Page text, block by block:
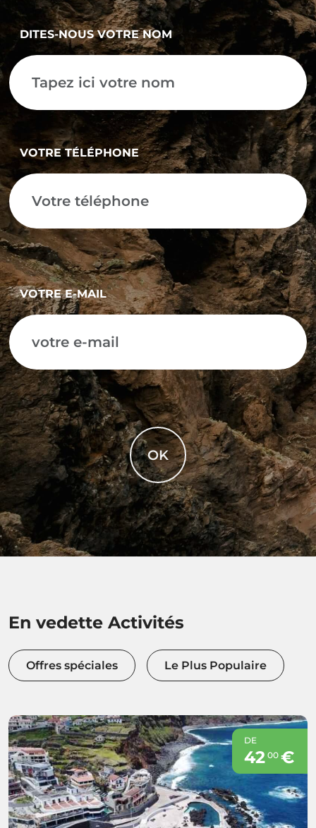
DITES-NOUS VOTRE NOM
VOTRE TÉLÉPHONE
VOTRE E-MAIL
OK
En vedette Activités
Offres spéciales Le Plus Populaire
DE
42 00€